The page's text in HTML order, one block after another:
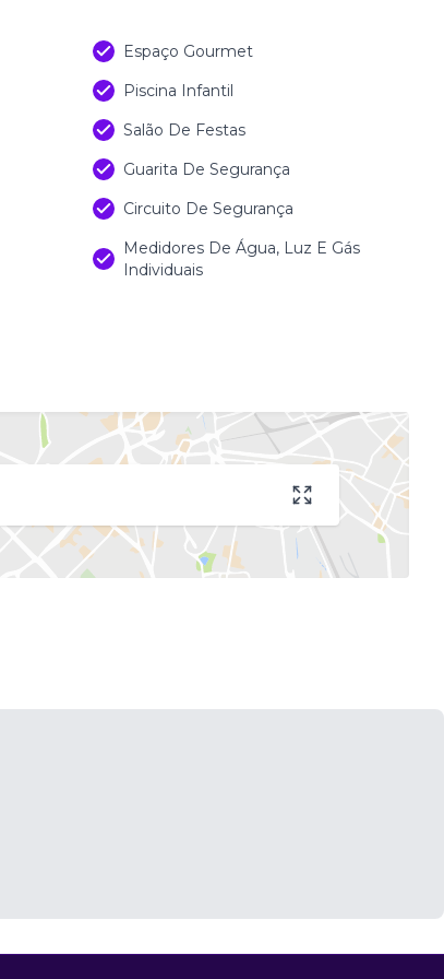
Espaço Gourmet
Piscina Infantil
Salão De Festas
Guarita De Segurança
Circuito De Segurança
Medidores De Água, Luz E Gás
Individuais